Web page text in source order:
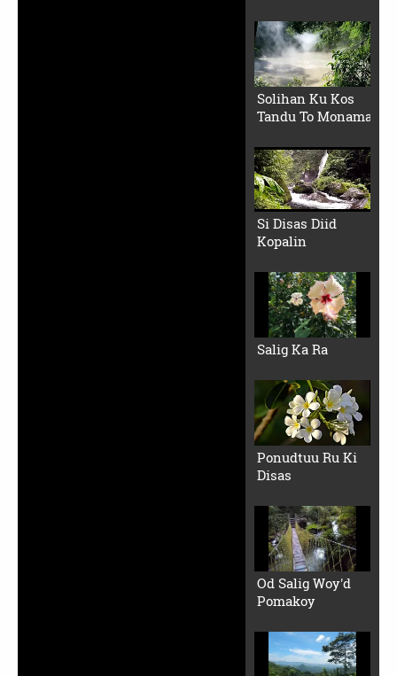
Solihan Ku Kos
Tandu To Monama
Si Disas Diid
Kopalin
Salig Ka Ra
Ponudtuu Ru Ki
Disas
Od Salig Woy'd
Pomakoy